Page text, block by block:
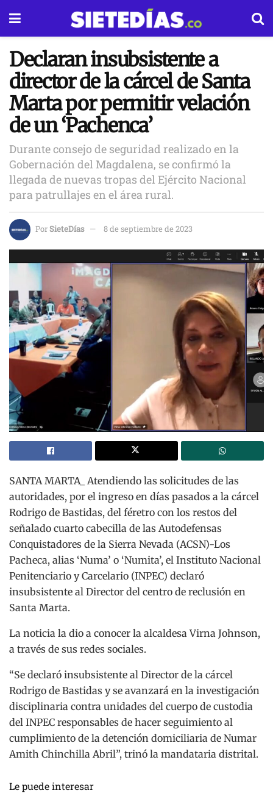
Declaran insubsistente a
director de la cárcel de Santa
Marta por permitir velación
de un ‘Pachenca’
Durante consejo de seguridad realizado en la
Gobernación del Magdalena, se confirmó la
llegada de nuevas tropas del Ejército Nacional
para patrullajes en el área rural.
PorSieteDías 8 de septiembre de 2023
SANTA MARTA_ Atendiendo las solicitudes de las
autoridades, por el ingreso en días pasados a la cárcel
Rodrigo de Bastidas, del féretro con los restos del
señalado cuarto cabecilla de las Autodefensas
Conquistadores de la Sierra Nevada (ACSN)-Los
Pacheca, alias ‘Numa’ o ‘Numita’, el Instituto Nacional
Penitenciario y Carcelario (INPEC) declaró
insubsistente al Director del centro de reclusión en
Santa Marta.
La noticia la dio a conocer la alcaldesa Virna Johnson,
a través de sus redes sociales.
“Se declaró insubsistente al Director de la cárcel
Rodrigo de Bastidas y se avanzará en la investigación
disciplinaria contra unidades del cuerpo de custodia
del INPEC responsables de hacer seguimiento al
cumplimiento de la detención domiciliaria de Numar
Amith Chinchilla Abril”, trinó la mandataria distrital.
Le puede interesar